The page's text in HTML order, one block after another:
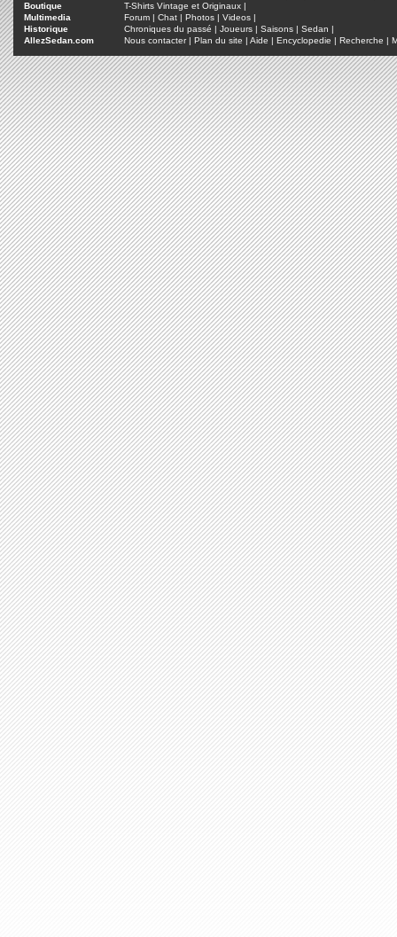
Boutique
T-Shirts Vintage et Originaux |
Multimedia
Forum | Chat | Photos | Videos |
Historique
Chroniques du passé | Joueurs | Saisons | Sedan |
AllezSedan.com
Nous contacter| Plan du site | Aide | Encyclopedie | Recherche |